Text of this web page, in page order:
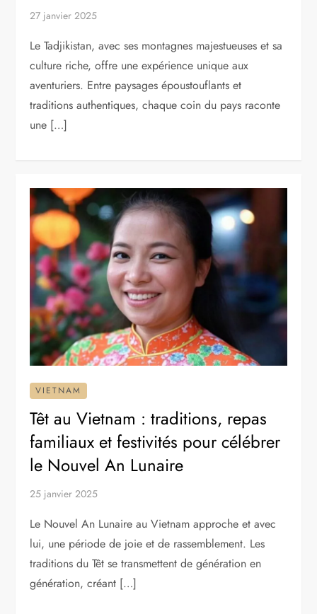
27 janvier 2025
Le Tadjikistan, avec ses montagnes majestueuses et sa
culture riche, offre une expérience unique aux
aventuriers. Entre paysages époustouflants et
traditions authentiques, chaque coin du pays raconte
une […]
VIETNAM
Têt au Vietnam : traditions, repas
familiaux et festivités pour célébrer
le Nouvel An Lunaire
25 janvier 2025
Le Nouvel An Lunaire au Vietnam approche et avec
lui, une période de joie et de rassemblement. Les
traditions du Têt se transmettent de génération en
génération, créant […]